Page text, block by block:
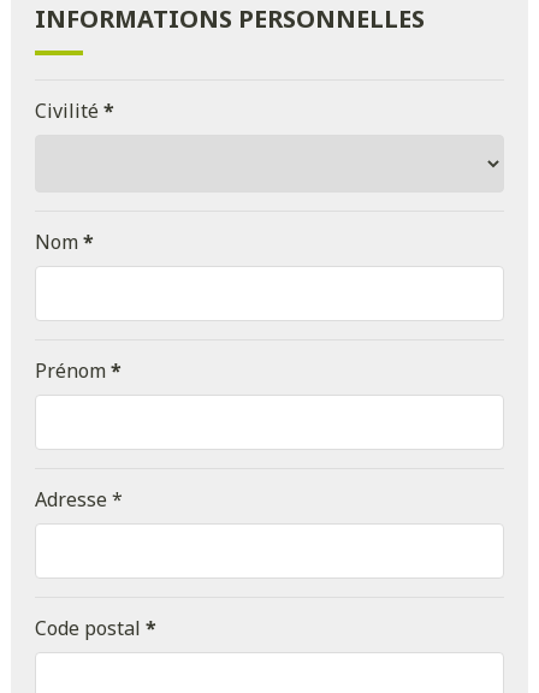
INFORMATIONS PERSONNELLES
Civilité*
Nom*
Prénom*
Adresse *
Code postal *